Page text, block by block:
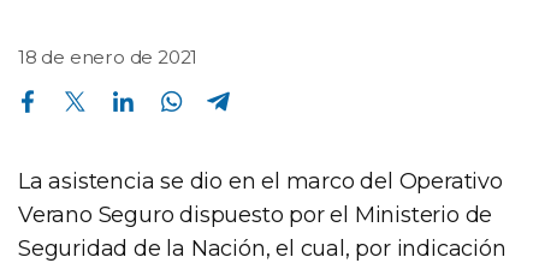
18 de enero de 2021
Compartir en Facebook Compartir en Twitter Compartir en Linkedin Compartir en Whatsapp
La asistencia se dio en el marco del Operativo
Verano Seguro dispuesto por el Ministerio de
Seguridad de la Nación, el cual, por indicación